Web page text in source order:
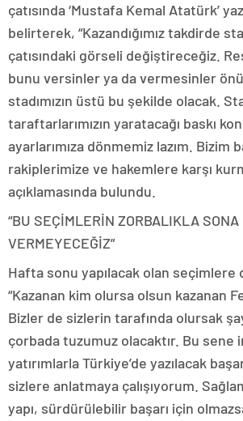
çatısında ‘Mustafa Kemal Atatürk’
belirterek, “Kazandığımız takdirde
çatısındaki görseli değiştireceğiz.
bunu versinler ya da vermesinler
stadımızın üstü bu şekilde olacak.
taraftarlarımızın yaratacağı baskı
ayarlarımıza dönmemiz lazım. Bizim
rakiplerimize ve hakemlere karşı
açıklamasında bulundu.
“BU SEÇİMLERİN ZORBALIKLA
VERMEYECEĞİZ”
Hafta sonu yapılacak olan seçimlere
“Kazanan kim olursa olsun kazanan
Bizler de sizlerin tarafında olursak
çorbada tuzumuz olacaktır. Bu sene
yatırımlarla Türkiye’de yazılacak
sizlere anlatmaya çalışıyorum.
yapı, sürdürülebilir başarı için